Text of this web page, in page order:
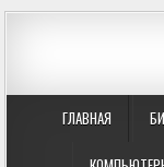
ГЛАВНАЯ